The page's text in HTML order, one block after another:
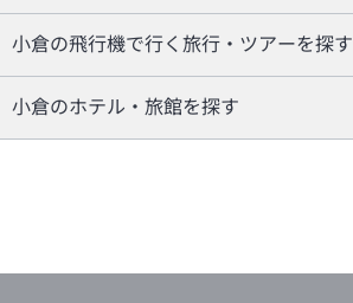
小倉の飛行機で行く旅行・ツアーを探す
小倉のホテル・旅館を探す